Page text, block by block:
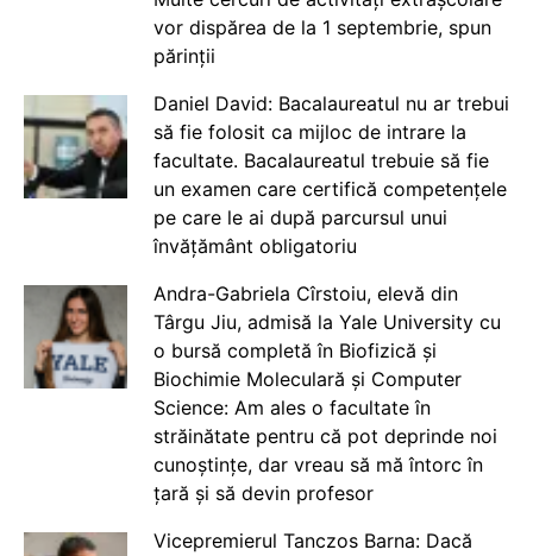
vor dispărea de la 1 septembrie, spun
părinții
Daniel David: Bacalaureatul nu ar trebui
să fie folosit ca mijloc de intrare la
facultate. Bacalaureatul trebuie să fie
un examen care certifică competențele
pe care le ai după parcursul unui
învățământ obligatoriu
Andra-Gabriela Cîrstoiu, elevă din
Târgu Jiu, admisă la Yale University cu
o bursă completă în Biofizică și
Biochimie Moleculară și Computer
Science: Am ales o facultate în
străinătate pentru că pot deprinde noi
cunoștințe, dar vreau să mă întorc în
țară și să devin profesor
Vicepremierul Tanczos Barna: Dacă